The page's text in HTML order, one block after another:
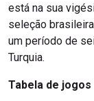
está na sua
seleção
um período de
Turquia.
Tabela de jogos